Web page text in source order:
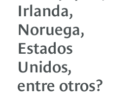
Irlanda,
Noruega,
Estados
Unidos,
entre otros?